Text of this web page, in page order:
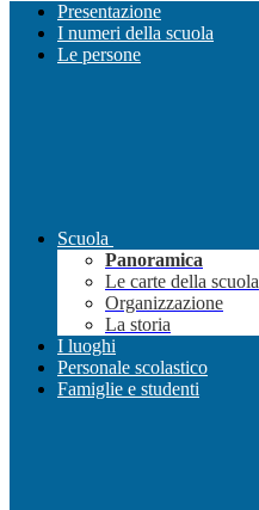
Presentazione
I numeri della scuola
Le persone
Scuola
Panoramica
Le carte della scuola
Organizzazione
La storia
I luoghi
Personale scolastico
Famiglie e studenti